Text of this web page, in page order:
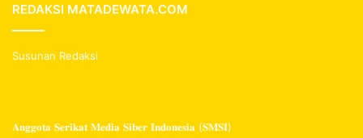
REDAKSI MATADEWATA.COM
Susunan Redaksi
𝐀𝐧𝐠𝐠𝐨𝐭𝐚 𝐒𝐞𝐫𝐢𝐤𝐚𝐭 𝐌𝐞𝐝𝐢𝐚 𝐒𝐢𝐛𝐞𝐫 𝐈𝐧𝐝𝐨𝐧𝐞𝐬𝐢𝐚 (𝐒𝐌𝐒𝐈)